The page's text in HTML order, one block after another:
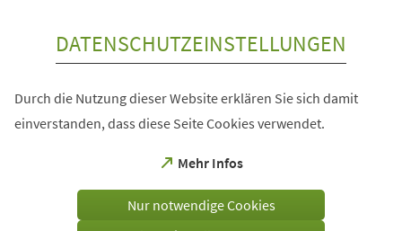
DATENSCHUTZEINSTELLUNGEN
Durch die Nutzung dieser Website erklären Sie sich damit
einverstanden, dass diese Seite Cookies verwendet.
Mehr Infos
(Öffnet
einem
Nur notwendige Cookies